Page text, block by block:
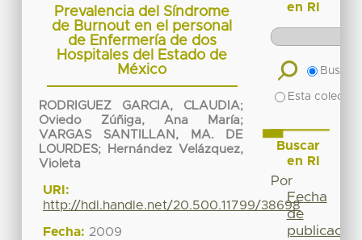
Prevalencia del Síndrome
de Burnout en el personal
de Enfermería de dos
Hospitales del Estado de
México
RODRIGUEZ GARCIA, CLAUDIA;
Oviedo Zúñiga, Ana María;
VARGAS SANTILLAN, MA. DE
LOURDES;
Hernández Velázquez,
Violeta
URI:
http://hdl.handle.net/20.500.11799/38698
Fecha: 2009
en RI
Buscar
Esta
Buscar
en RI
Por
Fecha
de
publicación